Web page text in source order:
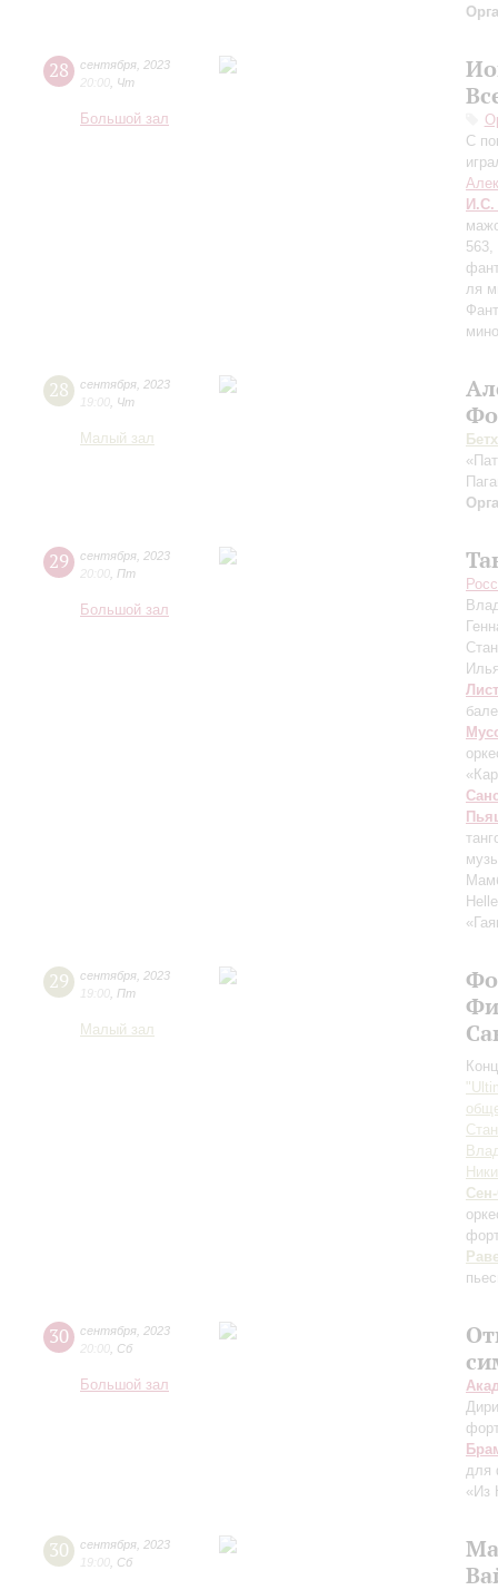
28 сентября 2023
20:00 Чт
Большой зал
С
И.С.
563,
ля
28 сентября 2023
19:00 Чт
Малый зал
29 сентября 2023
20:00 Пт
Большой зал
Лист
29 сентября 2023
19:00 Пт
Малый зал
30 сентября 2023
20:00 Сб
Большой зал
для
«Из
30 сентября 2023
19:00 Сб